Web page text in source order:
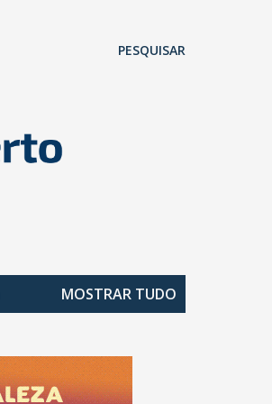
PESQUISAR
MOSTRAR TUDO